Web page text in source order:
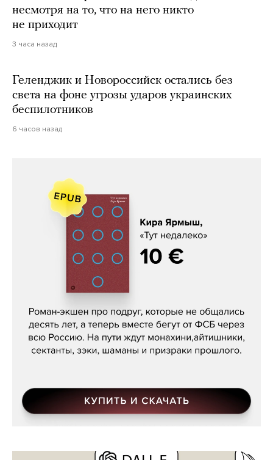
несмотря на то, что на него никто
не приходит
3 часа назад
Геленджик и Новороссийск остались без
света на фоне угрозы ударов украинских
беспилотников
6 часов назад
Кира Ярмыш, «Тут недалеко»